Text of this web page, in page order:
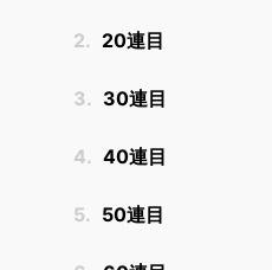
2. 20連目
3. 30連目
4. 40連目
5. 50連目